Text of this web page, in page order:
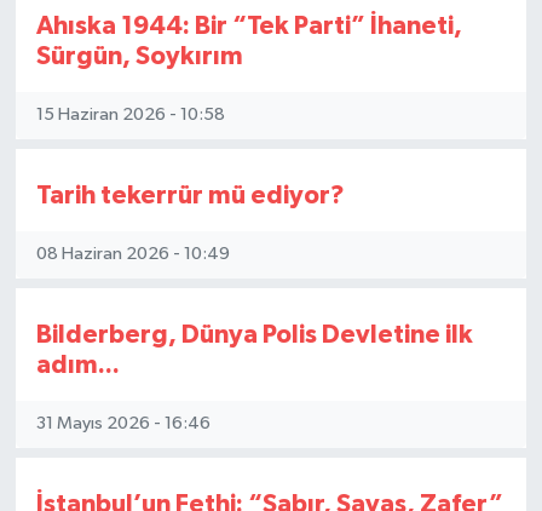
Ahıska 1944: Bir “Tek Parti” İhaneti,
Sürgün, Soykırım
15 Haziran 2026 - 10:58
Tarih tekerrür mü ediyor?
08 Haziran 2026 - 10:49
Bilderberg, Dünya Polis Devletine ilk
adım...
31 Mayıs 2026 - 16:46
İstanbul’un Fethi: “Sabır, Savaş, Zafer”